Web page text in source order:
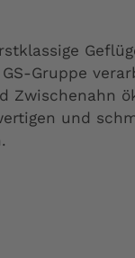
Gruppe
Zwischenahn
und